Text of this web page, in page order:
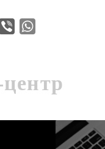
Telegram
Viber